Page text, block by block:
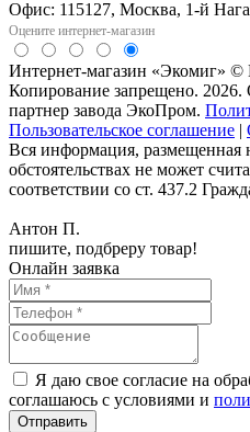
Офис: 115127, Москва, 1-й
Оцените интернет-магазин
Интернет-магазин «Экомиг»
Копирование запрещено.
партнер завода ЭкоПром.
Пользовательское соглашение |
Вся информация, размещенная
обстоятельствах не может
соответствии со ст. 437.2
Антон П.
пишите, подбреру товар!
Онлайн заявка
Я даю свое согласие на
соглашаюсь с условиями и